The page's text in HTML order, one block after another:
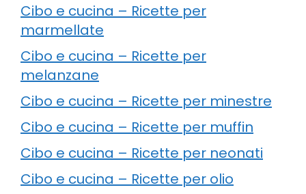
Cibo e cucina – Ricette per
marmellate
Cibo e cucina – Ricette per
melanzane
Cibo e cucina – Ricette per minestre
Cibo e cucina – Ricette per muffin
Cibo e cucina – Ricette per neonati
Cibo e cucina – Ricette per olio